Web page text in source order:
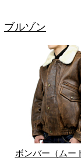
ブルゾン
ボンバー（ムー